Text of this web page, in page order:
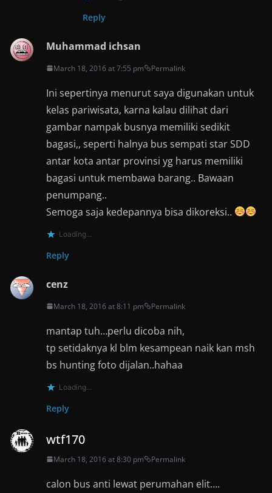
Reply
Muhammad ichsan
March 18, 2016 at 7:55 pm Permalink
Ini sepertinya menurut saya digunakan untuk
kelas pariwisata, karna kalau dilihat dari
gambar nampak busnya memiliki sedikit
bagasi,, seperti halnya bus sempati star SDD
antar kota antar provinsi yg harus memiliki
bagasi untuk membawa barang.. Bawaan
penumpang..
Semoga saja kedepannya bisa dikoreksi..
Loading...
Reply
cenz
March 18, 2016 at 8:11 pm Permalink
mantap tuh…perlu dicoba nih,
tp setidaknya kl blm kesampean naik kan msh
bs hunting foto dijalan..hahaa
Loading...
Reply
wtf170
March 18, 2016 at 8:30 pm Permalink
calon bus anti lewat perumahan elit….